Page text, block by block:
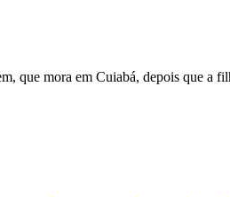
que mora em Cuiabá, depois que a